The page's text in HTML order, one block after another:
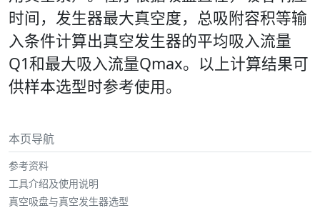
时间，发生器最大真空度，总吸附容积等输
入条件计算出真空发生器的平均吸入流量
Q1和最大吸入流量Qmax。以上计算结果可
供样本选型时参考使用。
本页导航
参考资料
工具介绍及使用说明
真空吸盘与真空发生器选型